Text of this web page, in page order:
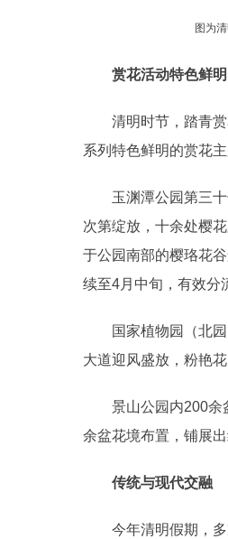
图为
赏花活动特色鲜明
清明时节，踏青赏
系列特色鲜明的赏花
玉渊潭公园第三十
次第绽放，十余处樱
于公园南部的樱珞花
续至4月中旬，有效分
国家植物园（北园）
大道迎风盛放，粉艳
景山公园内200余盆
余盆花境布置，铺展
传统与现代交融
今年清明假期，多